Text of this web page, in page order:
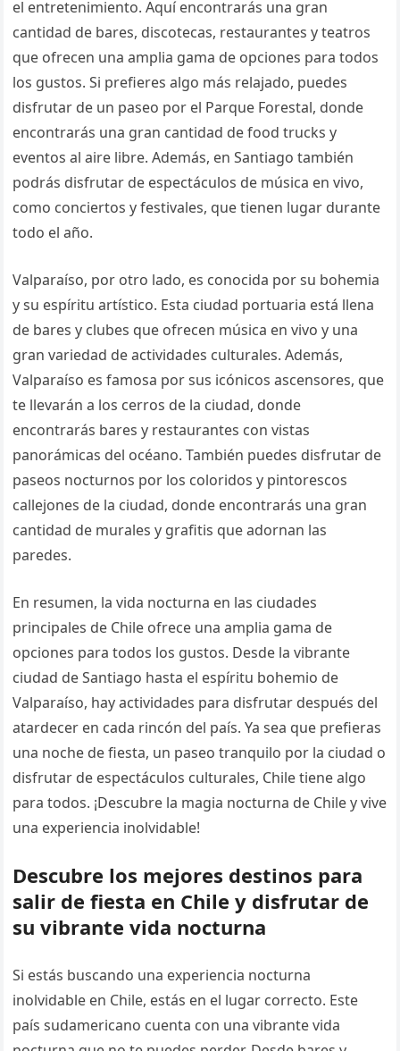
el entretenimiento. Aquí encontrarás una gran
cantidad de bares, discotecas, restaurantes y teatros
que ofrecen una amplia gama de opciones para todos
los gustos. Si prefieres algo más relajado, puedes
disfrutar de un paseo por el Parque Forestal, donde
encontrarás una gran cantidad de food trucks y
eventos al aire libre. Además, en Santiago también
podrás disfrutar de espectáculos de música en vivo,
como conciertos y festivales, que tienen lugar durante
todo el año.
Valparaíso, por otro lado, es conocida por su bohemia
y su espíritu artístico. Esta ciudad portuaria está llena
de bares y clubes que ofrecen música en vivo y una
gran variedad de actividades culturales. Además,
Valparaíso es famosa por sus icónicos ascensores, que
te llevarán a los cerros de la ciudad, donde
encontrarás bares y restaurantes con vistas
panorámicas del océano. También puedes disfrutar de
paseos nocturnos por los coloridos y pintorescos
callejones de la ciudad, donde encontrarás una gran
cantidad de murales y grafitis que adornan las
paredes.
En resumen, la vida nocturna en las ciudades
principales de Chile ofrece una amplia gama de
opciones para todos los gustos. Desde la vibrante
ciudad de Santiago hasta el espíritu bohemio de
Valparaíso, hay actividades para disfrutar después del
atardecer en cada rincón del país. Ya sea que prefieras
una noche de fiesta, un paseo tranquilo por la ciudad o
disfrutar de espectáculos culturales, Chile tiene algo
para todos. ¡Descubre la magia nocturna de Chile y vive
una experiencia inolvidable!
Descubre los mejores destinos para
salir de fiesta en Chile y disfrutar de
su vibrante vida nocturna
Si estás buscando una experiencia nocturna
inolvidable en Chile, estás en el lugar correcto. Este
país sudamericano cuenta con una vibrante vida